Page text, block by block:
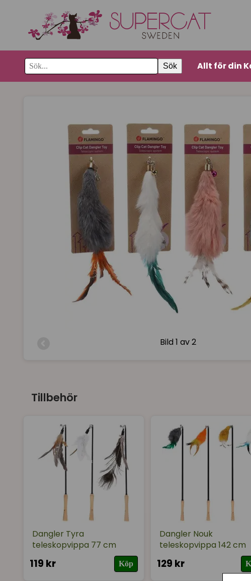
Sök Allt för din
Bild1 av 2
Tillbehör
Dangler Tyra
teleskopvippa 77 cm
119 kr Köp
Dangler Nouk
teleskopvippa 142 cm
129 kr